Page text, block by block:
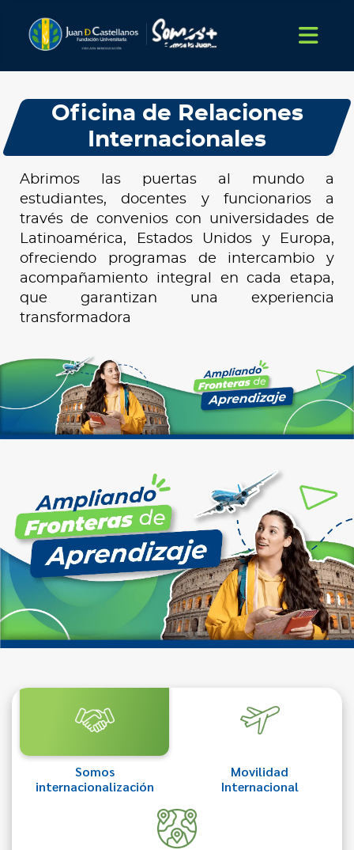
Oficina de Relaciones
Internacionales
Abrimos las puertas al mundo a
estudiantes, docentes y funcionarios a
través de convenios con universidades de
Latinoamérica, Estados Unidos y Europa,
ofreciendo programas de intercambio y
acompañamiento integral en cada etapa,
que garantizan una experiencia
transformadora
Somos
internacionalización
Movilidad
Internacional